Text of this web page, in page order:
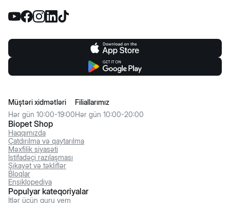
Biopet Shop
Haqqımızda
Çatdırılma və qaytarılma
Məxfilik siyasəti
İstifadəçi razılaşması
Şikayət və təkliflər
Bloqlar
Ensiklopediya
Müştəri xidmətləri
Hər gün 10:00-19:00
Filiallarımız
Hər gün 10:00-20:00
Populyar kateqoriyalar
İtlər üçün quru yem